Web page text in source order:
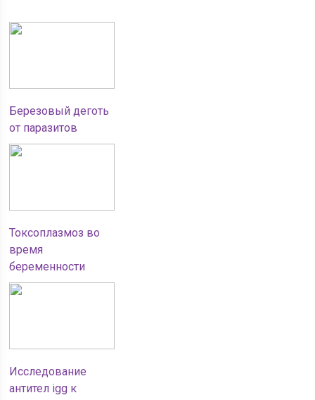
Березовый деготь
от паразитов
Токсоплазмоз во
время
беременности
Исследование
антител igg к